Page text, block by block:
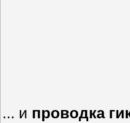
... и проводка